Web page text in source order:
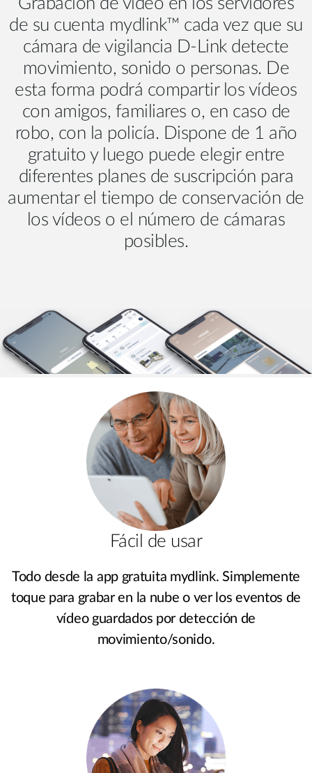
de su cuenta mydlink™ cada vez que su
cámara de vigilancia D-Link detecte
movimiento, sonido o personas. De
esta forma podrá compartir los vídeos
con amigos, familiares o, en caso de
robo, con la policía. Dispone de 1 año
gratuito y luego puede elegir entre
diferentes planes de suscripción para
aumentar el tiempo de conservación de
los vídeos o el número de cámaras
posibles.
Fácil de usar
Todo desde la app gratuita mydlink. Simplemente
toque para grabar en la nube o ver los eventos de
vídeo guardados por detección de
movimiento/sonido.